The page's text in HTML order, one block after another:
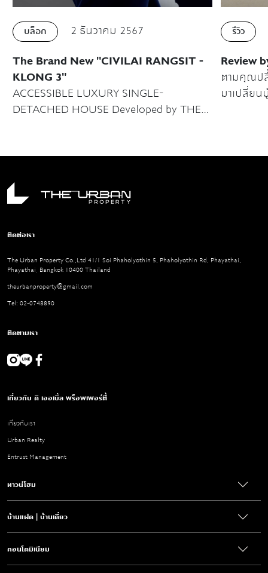
บล็อก 2 ธันวาคม 2567
The Brand New "CIVILAI RANGSIT -
KLONG 3"
ACCESSIBLE LUXURY SINGLE-
DETACHED HOUSE Developed by THE
ชีวิตเมือง ครั้งแรกบนทำเลใจกลางรังสิต
รีวิว
Review
ตามคุณป
มาเปลี่ยน
ติดต่อเรา
The Urban Property Co.,Ltd 41/1 Soi Phaholyothin 5, Phaholyothin Rd, Phayathai,
Phayathai, Bangkok 10400 Thailand
theurbanproperty@gmail.com
Tel: 02-0748890
ติดตามเรา
เกี่ยวกับ ดิ เออเบิ้ล พร็อพเพอร์ตี้
เกี่ยวกับเรา
Urban Realty
Entrust Management
ทาวน์โฮม
บ้านแฝด | บ้านเดี่ยว
คอนโดมิเนียม